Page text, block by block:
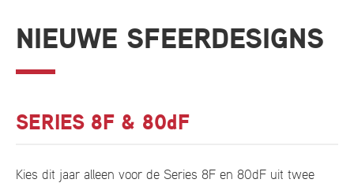
NIEUWE SFEERDESIGNS
SERIES 8F & 80dF
Kies dit jaar alleen voor de Series 8F en 80dF uit twee